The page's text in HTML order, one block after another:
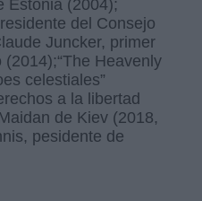
Estonia (2004);
del Consejo
Juncker, primer
Heavenly
celestiales”
a la libertad
de Kiev (2018,
pesidente de